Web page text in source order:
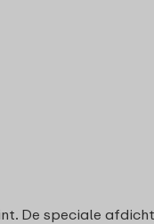
De speciale